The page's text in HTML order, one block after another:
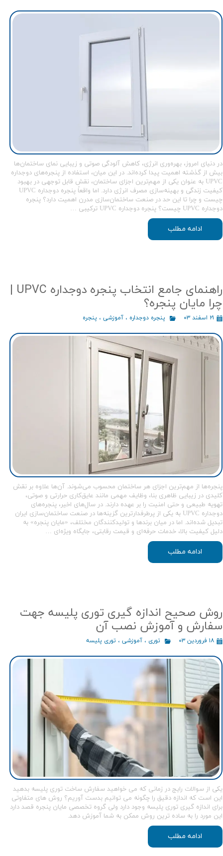
در دنیای امروز، بهره‌وری انرژی، کاهش آلودگی صوتی و زیبایی نمای ساختمان‌ها
بیش از گذشته اهمیت پیدا کرده‌اند. در این میان، استفاده از پنجره‌های دوجداره
UPVC به عنوان یکی از مهم‌ترین اجزای ساختمان، نقش قابل توجهی در بهبود
کیفیت زندگی و بهینه‌سازی مصرف انرژی دارد. اما واقعاً پنجره دوجداره UPVC
چیست و چرا تا این حد در صنعت ساختمان‌سازی مدرن اهمیت دارد؟ پنجره
دوجداره UPVC چیست؟ پنجره دوجداره UPVC ترکیبی …
ادامه مطلب
راهنمای جامع انتخاب پنجره دوجداره UPVC |
چرا مایان پنجره؟
۲۱ اسفند ۰۳ پنجره دوجداره ، آموزشی ، پنجره
پنجره‌ها از مهم‌ترین اجزای هر ساختمان محسوب می‌شوند. آن‌ها علاوه بر نقش
کلیدی در زیبایی ظاهری بنا، وظایف مهمی مانند عایق‌کاری حرارتی و صوتی،
تهویه طبیعی و حتی امنیت را بر عهده دارند. در سال‌های اخیر، پنجره‌های
دوجداره UPVC به یکی از پرطرفدارترین گزینه‌ها در صنعت ساختمان‌سازی ایران
تبدیل شده‌اند. اما در میان برندها و تولیدکنندگان مختلف، «مایان پنجره» به
دلیل کیفیت بالا، خدمات حرفه‌ای و قیمت رقابتی، جایگاه ویژه‌ای …
ادامه مطلب
روش صحیح اندازه گیری توری پلیسه جهت
سفارش و آموزش نصب آن
۱۸ فروردین ۰۳ توری ، آموزشی ، توری پلیسه
یکی از سوالات رایج در زمانی که می خواهید سفارش ساخت توری پلیسه بدهید
این است که اندازه دقیق را چگونه می توانیم بدست آوریم؟ روش های متفاوتی
برای اندازه گیری توری پلیسه وجود دارد ولی گروه تخصصی مایان پنجره قصد دارد
این مورد را به ساده ترین روش ممکن به شما آموزش دهد.
ادامه مطلب